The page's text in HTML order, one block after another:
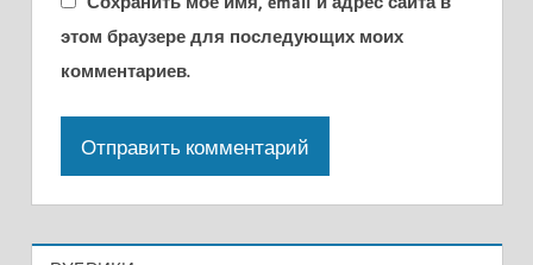
этом браузере для последующих моих
комментариев.